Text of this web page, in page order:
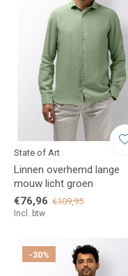
State of Art
Linnen overhemd lange
mouw licht groen
€76,96 €109,95
Incl. btw
-30%